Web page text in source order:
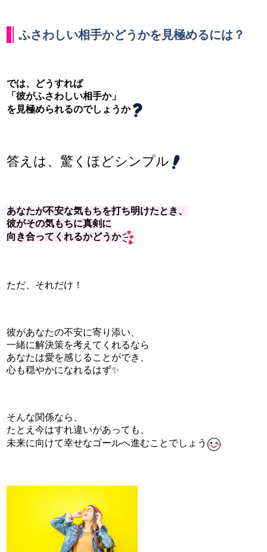
ふさわしい相手かどうかを見極めるには？
では、どうすれば
「彼がふさわしい相手か」
を見極められるのでしょうか
答えは、驚くほどシンプル
あなたが不安な気もちを打ち明けたとき、
彼がその気もちに真剣に
向き合ってくれるかどうか
ただ、それだけ！
彼があなたの不安に寄り添い、
一緒に解決策を考えてくれるなら
あなたは愛を感じることができ、
心も穏やかになれるはず✨
そんな関係なら、
たとえ今はすれ違いがあっても、
未来に向けて幸せなゴールへ進むことでしょう